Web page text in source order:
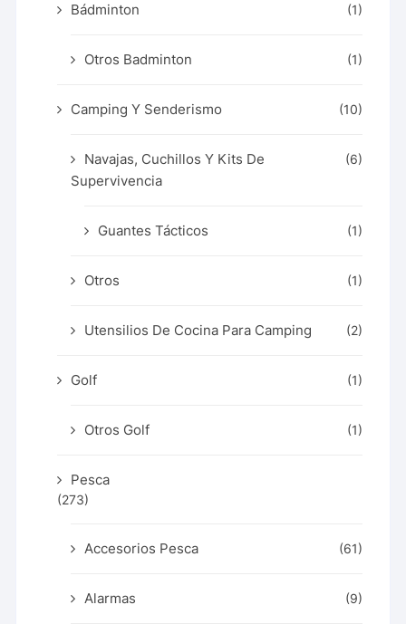
Bádminton (1)
Otros Badminton (1)
Camping Y Senderismo (10)
Navajas, Cuchillos Y Kits De
Supervivencia
(6)
Guantes Tácticos (1)
Otros (1)
Utensilios De Cocina Para Camping (2)
Golf (1)
Otros Golf (1)
Pesca
(273)
Accesorios Pesca (61)
Alarmas (9)